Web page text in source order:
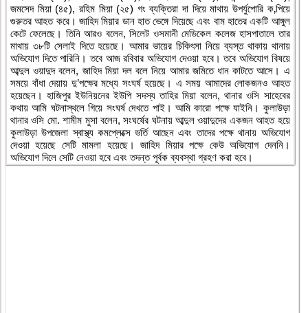
জমসেদ মিয়া (৪৫), রহিম মিয়া (২৫) গং ব্যক্তিরা দা দিয়ে মাথায় উপর্যুপোরি ক‚পিয়ে
গুরুতর আহত করে। জাহিদ মিয়ার ডান হাত ভেঙ্গে দিয়েছে এবং বাম হাতের একটি আঙ্গুল
কেটে ফেলেছে। তিনি আরও বলেন, সিলেট ওসমানী মেডিকেল কলেজ হাসপাতালে তার
মাথায় ৩৮টি সেলাই দিতে হয়েছে। আমার ভায়ের চিকিৎসা নিয়ে ব্যস্ত থাকায় থানায়
অভিযোগ দিতে পারিনি। তবে আজ রবিবার অভিযোগ দেওয়া হবে। তবে অভিযোগ বিষয়ে
আব্দুল ওয়াদুদ বলেন, জাহিদ মিয়া দল বলে নিয়ে আমার জমিতে ধান কাটতে আসে। এ
সময়ে বাঁধা দেয়ায় দু’পক্ষের মধ্যে সংঘর্ষ হয়েছে। এ সময় আমাদের লোকজনও আহত
হয়েছেন। হাজিপুর ইউনিয়নের ইউপি সদস্য তাহির মিয়া বলেন, থানার ওসি সাহেবের
কথায় আমি ঘটনাস্থলে গিয়ে সংঘর্ষ দেখতে পাই। আমি কারো পক্ষে যাইনি। কুলাউড়া
থানার ওসি মো. শামীম মুসা বলেন, সংঘর্ষের ঘটনায় আব্দুল ওয়াদুদের একজন আহত হয়ে
কুলাউড়া উপজেলা স্বাস্থ্য কমপ্লেক্সে ভর্তি আছেন এবং তাদের পক্ষে থানায় অভিযোগ
দেওয়া হয়েছে সেটি মামলা হয়েছে। জাহিদ মিয়ার পক্ষে কেউ অভিযোগ দেননি।
অভিযোগ দিলে সেটি নেওয়া হবে এবং তদন্ত পূর্বক ব্যবস্থা গ্রহণ করা হবে।